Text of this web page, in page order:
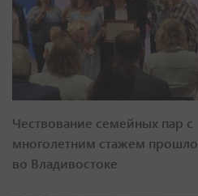
Чествование семейных пар с
многолетним стажем прошло
во Владивостоке